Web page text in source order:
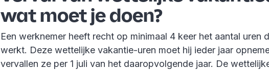
wat moet je doen?
Een werknemer heeft recht op minimaal 4 keer het aantal uren
werkt. Deze wettelijke vakantie-uren moet hij ieder jaar
vervallen ze per 1 juli van het daaropvolgende jaar. De